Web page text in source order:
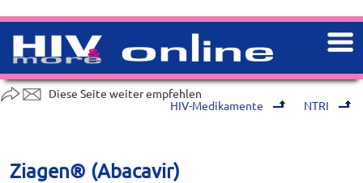
HIV-Medikamente NTRI
Ziagen® (Abacavir)
Diese Seite weiter empfehlen